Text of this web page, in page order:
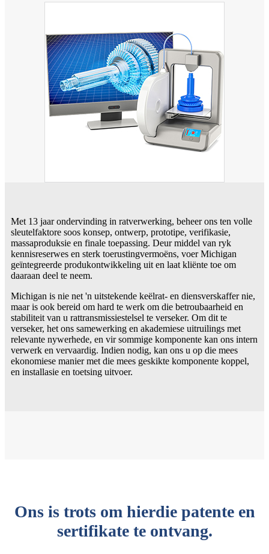
Met 13 jaar ondervinding in ratverwerking, beheer ons ten volle
sleutelfaktore soos konsep, ontwerp, prototipe, verifikasie,
massaproduksie en finale toepassing. Deur middel van ryk
kennisreserwes en sterk toerustingvermoëns, voer Michigan
geïntegreerde produkontwikkeling uit en laat kliënte toe om
daaraan deel te neem.
Michigan is nie net 'n uitstekende keëlrat- en diensverskaffer nie,
maar is ook bereid om hard te werk om die betroubaarheid en
stabiliteit van u rattransmissiestelsel te verseker. Om dit te
verseker, het ons samewerking en akademiese uitruilings met
relevante nywerhede, en vir sommige komponente kan ons intern
verwerk en vervaardig. Indien nodig, kan ons u op die mees
ekonomiese manier met die mees geskikte komponente koppel,
en installasie en toetsing uitvoer.
Ons is trots om hierdie patente en
sertifikate te ontvang.